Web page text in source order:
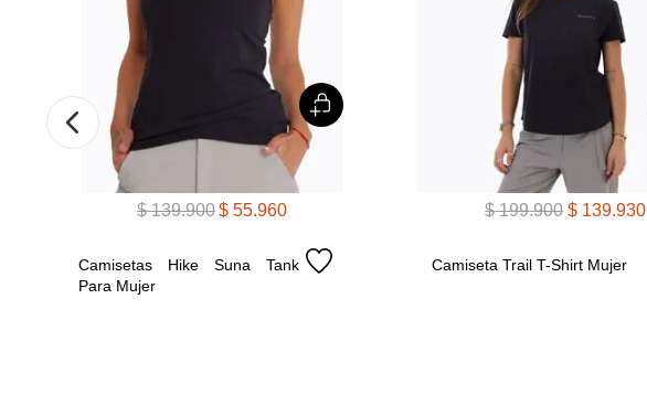
$ 139.900$ 55.960
Camisetas Hike Suna Tank
Para Mujer
$ 199.900 $ 139.930
Camiseta Trail T-Shirt Mujer